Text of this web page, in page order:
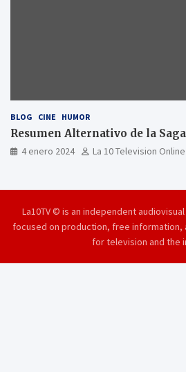
BLOG CINE HUMOR
Resumen Alternativo de la
4 enero 2024 La 10 Television Online
La10TV © is an independent
focused on production, free
for television and the